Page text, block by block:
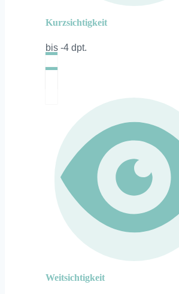
Kurzsichtigkeit
bis -4 dpt.
Weitsichtigkeit